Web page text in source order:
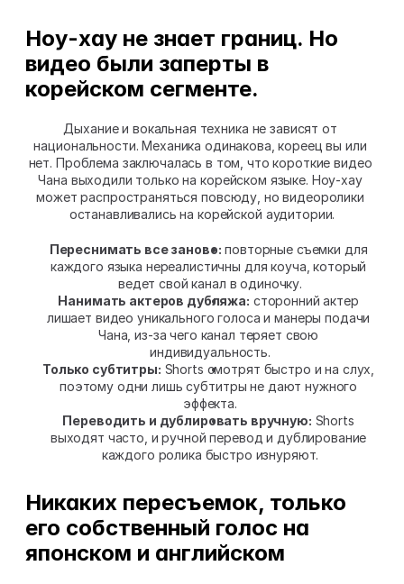
Ноу-хау не знает границ. Но
видео были заперты в
корейском сегменте.
Дыхание и вокальная техника не зависят от
национальности. Механика одинакова, кореец вы или
нет. Проблема заключалась в том, что короткие видео
Чана выходили только на корейском языке. Ноу-хау
может распространяться повсюду, но видеоролики
останавливались на корейской аудитории.
Переснимать все заново: повторные съемки для
каждого языка нереалистичны для коуча, который
ведет свой канал в одиночку.
Нанимать актеров дубляжа: сторонний актер
лишает видео уникального голоса и манеры подачи
Чана, из-за чего канал теряет свою
индивидуальность.
Только субтитры: Shorts смотрят быстро и на слух,
поэтому одни лишь субтитры не дают нужного
эффекта.
Переводить и дублировать вручную: Shorts
выходят часто, и ручной перевод и дублирование
каждого ролика быстро изнуряют.
Никаких пересъемок, только
его собственный голос на
японском и английском